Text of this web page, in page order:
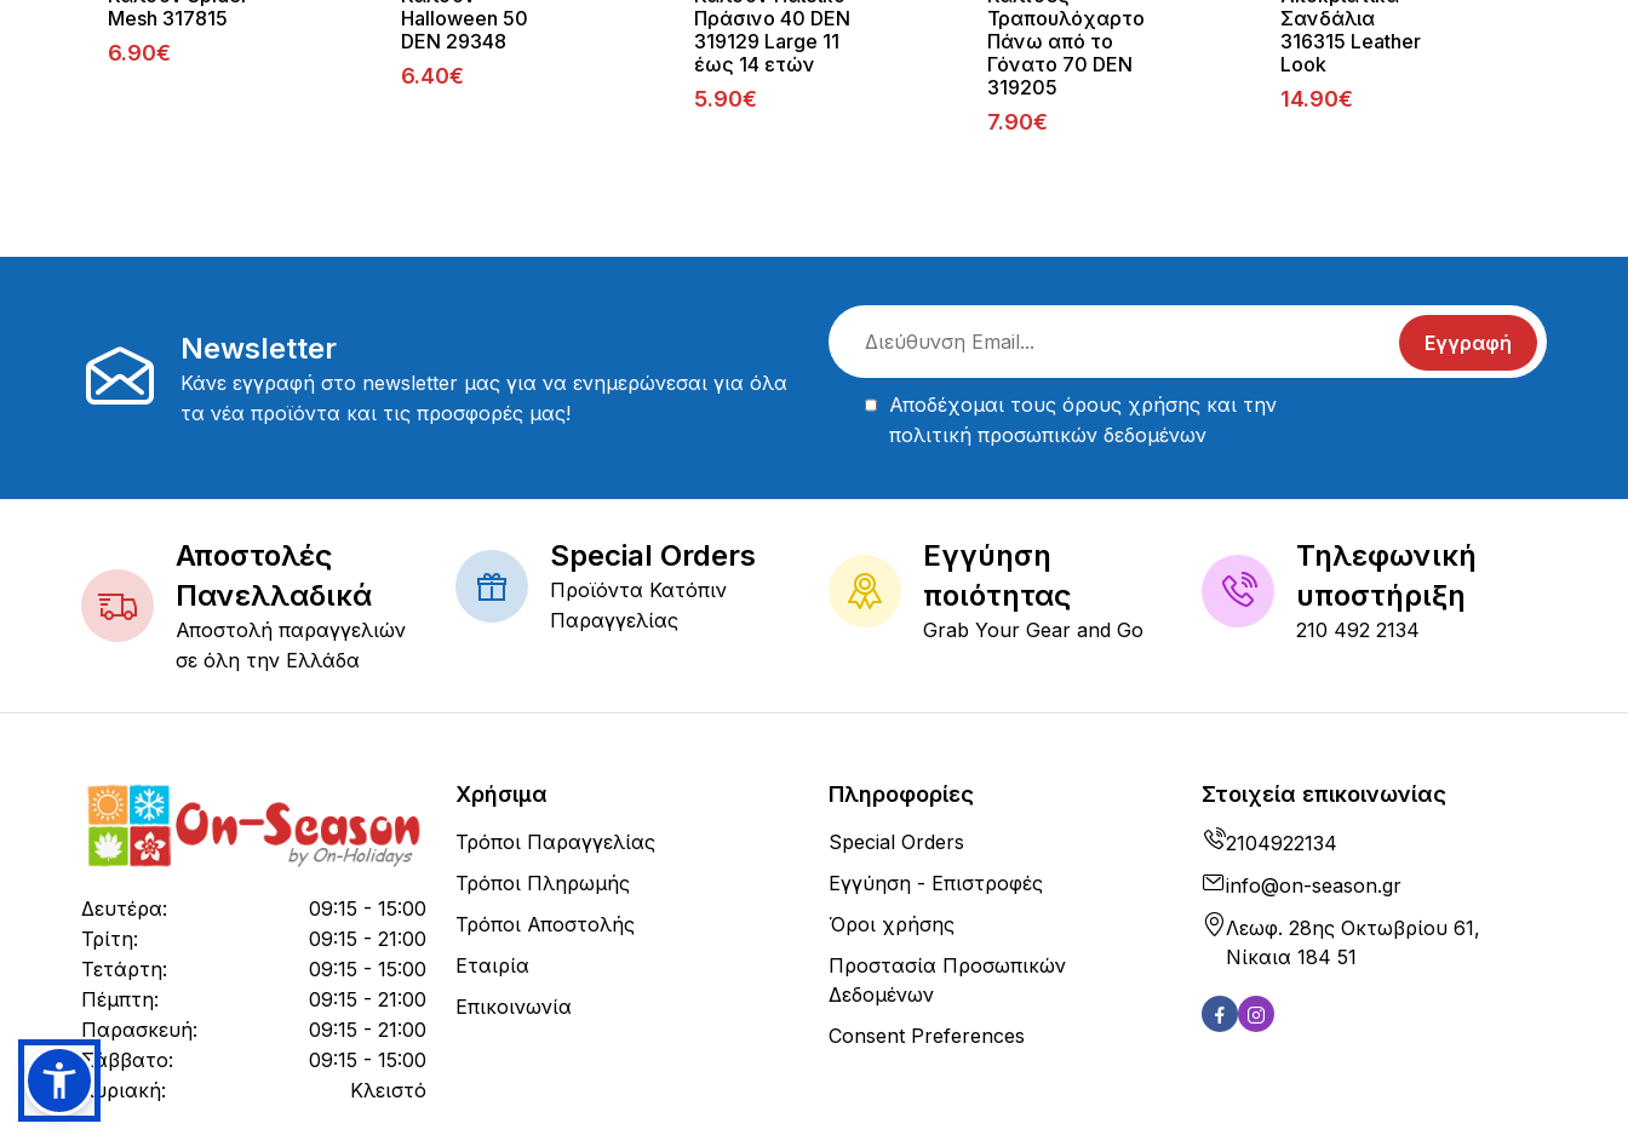
Mesh 317815
6.90€
Halloween 50
DEN 29348
6.40€
Πράσινο 40 DEN
319129 Large 11
έως 14 ετών
5.90€
Τραπουλόχαρτο
Πάνω από το
Γόνατο 70 DEN
319205
7.90€
Σανδάλια
316315 Leather
Look
14.90€
Newsletter
Κάνε εγγραφή στο newsletter μας για να ενημερώνεσαι για όλα
τα νέα προϊόντα και τις προσφορές μας!
Εγγραφή
Αποδέχομαι τους όρους χρήσης και την
πολιτική προσωπικών δεδομένων
Αποστολές
Πανελλαδικά
Αποστολή παραγγελιών
σε όλη την Ελλάδα
Special Orders
Προϊόντα Κατόπιν
Παραγγελίας
Εγγύηση
ποιότητας
Grab Your Gear and Go
Τηλεφωνική
υποστήριξη
210 492 2134
Δευτέρα:
09:15 - 15:00
Τρίτη:
09:15 - 21:00
Τετάρτη:
09:15 - 15:00
Πέμπτη:
09:15 - 21:00
Παρασκευή:
09:15 - 21:00
Σάββατο:
09:15 - 15:00
Κυριακή:
Κλειστό
Στοιχεία επικοινωνίας
2104922134
info@on-season.gr
Λεωφ. 28ης Οκτωβρίου 61,
Νίκαια 184 51
Χρήσιμα
Τρόποι Παραγγελίας
Τρόποι Πληρωμής
Τρόποι Αποστολής
Εταιρία
Επικοινωνία
Πληροφορίες
Special Orders
Εγγύηση - Επιστροφές
Όροι χρήσης
Προστασία Προσωπικών
Δεδομένων
Consent Preferences